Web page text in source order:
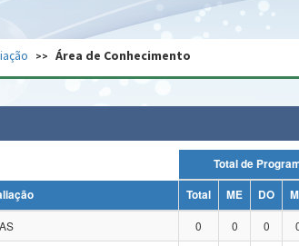
Ministério do Desenvolvimento
Regional
Advocacia-Geral da União Banco Central do
Área de Conhecimento
Total ME DO
0 0 0